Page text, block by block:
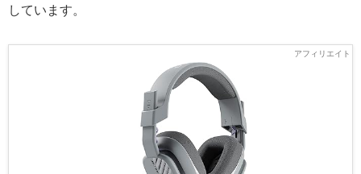
しています。